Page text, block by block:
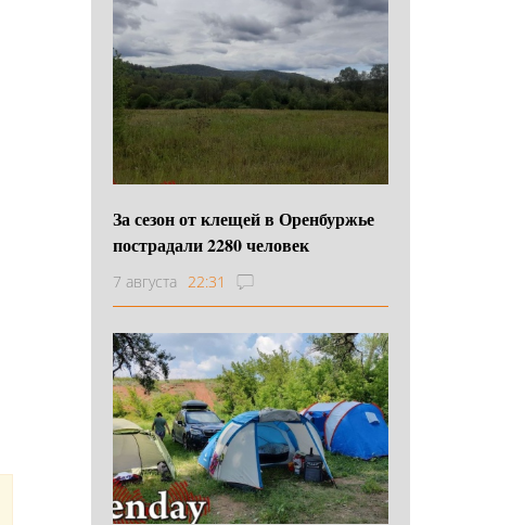
За сезон от клещей в Оренбуржье
пострадали 2280 человек
7 августа 22:31